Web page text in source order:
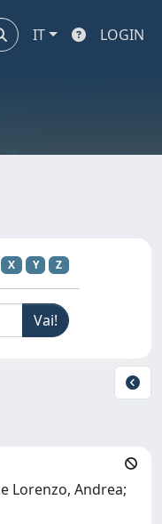
IT LOGIN
X Y Z
Lorenzo, Andrea;